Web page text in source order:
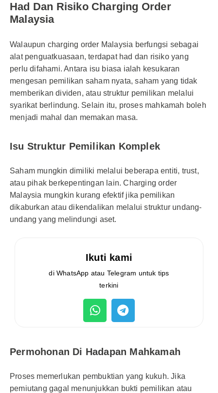
Had Dan Risiko Charging Order
Malaysia
Walaupun charging order Malaysia berfungsi sebagai
alat penguatkuasaan, terdapat had dan risiko yang
perlu difahami. Antara isu biasa ialah kesukaran
mengesan pemilikan saham nyata, saham yang tidak
memberikan dividen, atau struktur pemilikan melalui
syarikat berlindung. Selain itu, proses mahkamah boleh
menjadi mahal dan memakan masa.
Isu Struktur Pemilikan Komplek
Saham mungkin dimiliki melalui beberapa entiti, trust,
atau pihak berkepentingan lain. Charging order
Malaysia mungkin kurang efektif jika pemilikan
dikaburkan atau dikendalikan melalui struktur undang-
undang yang melindungi aset.
Ikuti kami
di WhatsApp atau Telegram untuk tips
terkini
Permohonan Di Hadapan Mahkamah
Proses memerlukan pembuktian yang kukuh. Jika
pemiutang gagal menunjukkan bukti pemilikan atau